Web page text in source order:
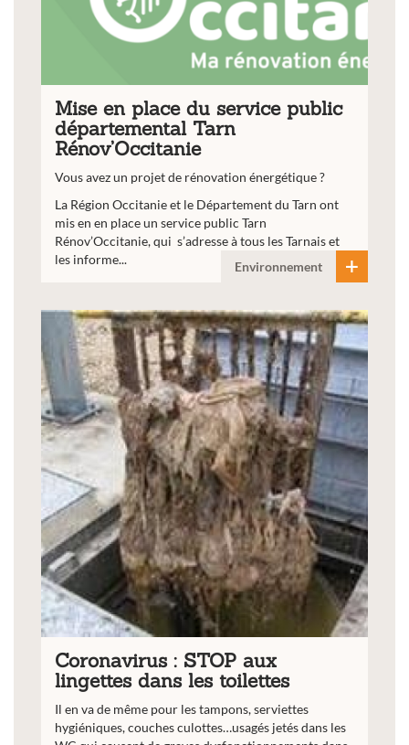
Mise en place du service public
départemental Tarn
Rénov’Occitanie
Vous avez un projet de rénovation énergétique ?
La Région Occitanie et le Département du Tarn ont
mis en en place un service public Tarn
Rénov’Occitanie, qui s’adresse à tous les Tarnais et
les informe...
Environnement
Coronavirus : STOP aux
lingettes dans les toilettes
Il en va de même pour les tampons, serviettes
hygiéniques, couches culottes…usagés jetés dans les